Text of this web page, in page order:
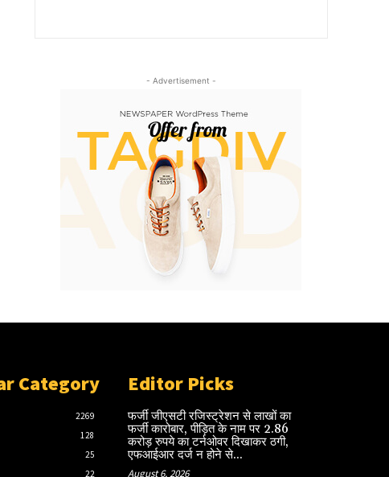
- Advertisement -
Category
2269
128
25
22
Editor Picks
फर्जी जीएसटी रजिस्ट्रेशन से लाखों का
फर्जी कारोबार, पीड़ित के नाम पर 2.86
करोड़ रुपये का टर्नओवर दिखाकर ठगी,
एफआईआर दर्ज न होने से...
August 6, 2026